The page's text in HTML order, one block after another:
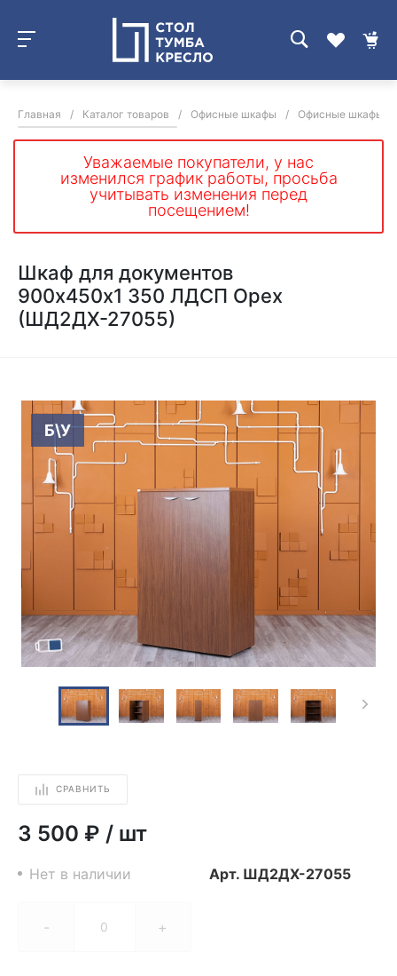
Главная / Каталог товаров / Офисные шкафы / Офисные шкафы
Уважаемые покупатели, у нас
изменился график работы, просьба
учитывать изменения перед
посещением!
Шкаф для документов
900х450х1 350 ЛДСП Орех
(ШД2ДХ-27055)
Б\У
СРАВНИТЬ
3 500 ₽ / шт
Нет в наличии Арт. ШД2ДХ-27055
- +